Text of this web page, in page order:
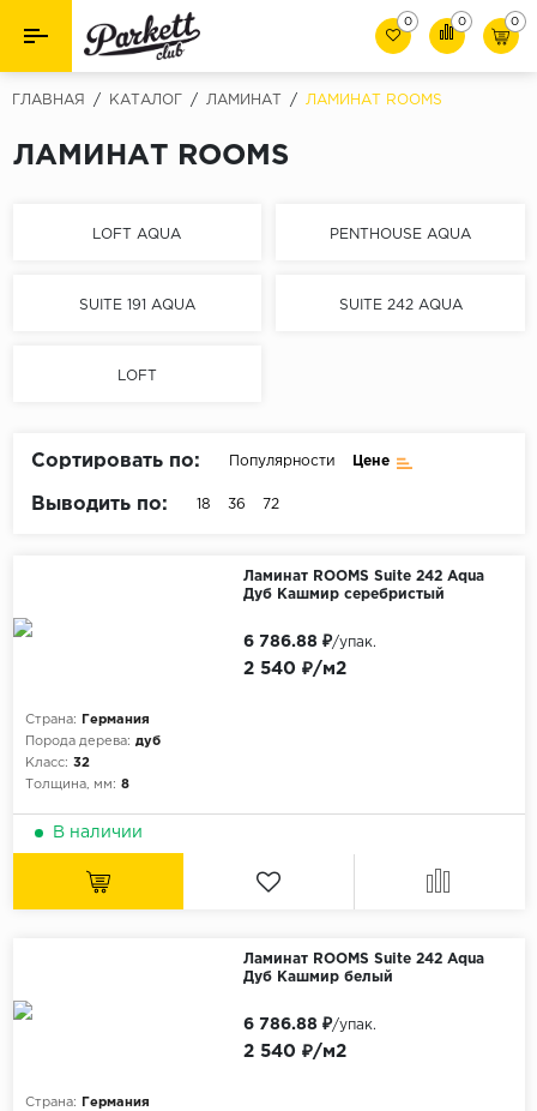
Назад
Ламинат
Назад
Толшина
Фаска
Бренды
JOSS BEAUMONT
MOST FLOORING
SWISS KRONO
Инженерная доска
Пороги
0 0 0
ГЛАВНАЯ / КАТАЛОГ / ЛАМИНАТ / ЛАМИНАТ ROOMS
ЛАМИНАТ ROOMS
LOFT AQUA PENTHOUSE AQUA
SUITE 191 AQUA SUITE 242 AQUA
LOFT
Сортировать по: Популярности Цене
Выводить по: 18 36 72
Ламинат ROOMS Suite 242 Aqua
Дуб Кашмир серебристый
Страна:
Германия
Порода дерева: дуб
Класс: 32
Толщина, мм: 8
2 540 ₽/м2
6 786.88 ₽/упак.
В наличии
Ламинат ROOMS Suite 242 Aqua
Дуб Кашмир белый
Страна:
Германия
2 540 ₽/м2
6 786.88 ₽/упак.